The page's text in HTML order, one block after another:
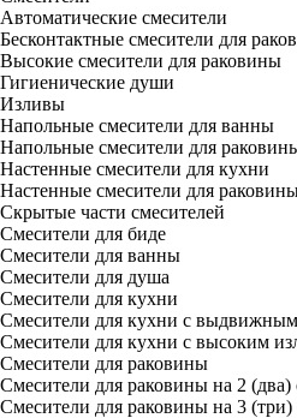
Автоматические смесители
Бесконтактные смесители для
Высокие смесители для раковины
Гигиенические души
Изливы
Напольные смесители для ванны
Напольные смесители для
Настенные смесители для кухни
Настенные смесители для
Скрытые части смесителей
Смесители для биде
Смесители для ванны
Смесители для душа
Смесители для кухни
Смесители для кухни с
Смесители для кухни с высоким
Смесители для раковины
Смесители для раковины на 2 (два)
Смесители для раковины на 3 (три)